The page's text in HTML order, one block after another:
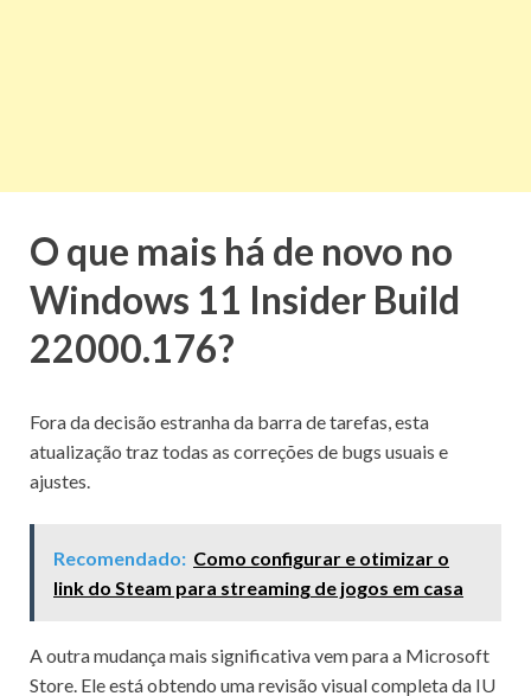
O que mais há de novo no
Windows 11 Insider Build
22000.176?
Fora da decisão estranha da barra de tarefas, esta
atualização traz todas as correções de bugs usuais e
ajustes.
Recomendado: Como configurar e otimizar o
link do Steam para streaming de jogos em casa
A outra mudança mais significativa vem para a Microsoft
Store. Ele está obtendo uma revisão visual completa da IU